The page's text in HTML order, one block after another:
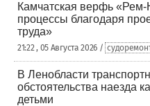
Камчатская верфь
процессы благодаря
труда»
21:22 , 05 Августа 2026 /
В Ленобласти
обстоятельства наезда
детьми